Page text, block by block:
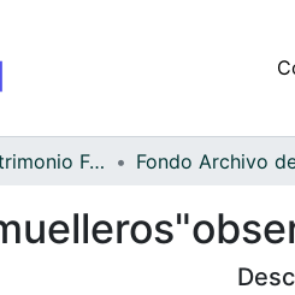
Archivo del Patrimonio Fotográfico y Fílmico del Valle del Cauca